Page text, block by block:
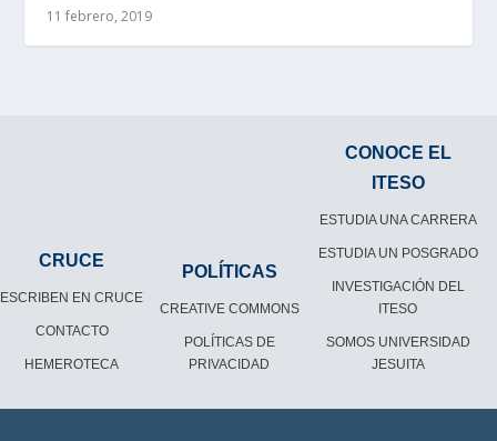
11 febrero, 2019
CRUCE
ESCRIBEN EN CRUCE
CONTACTO
HEMEROTECA
POLÍTICAS
CREATIVE COMMONS
POLÍTICAS DE
PRIVACIDAD
CONOCE EL
ITESO
ESTUDIA UNA CARRERA
ESTUDIA UN POSGRADO
INVESTIGACIÓN DEL
ITESO
SOMOS UNIVERSIDAD
JESUITA